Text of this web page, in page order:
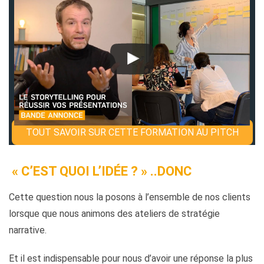
TOUT SAVOIR SUR CETTE FORMATION AU PITCH
« CʼEST QUOI LʼIDÉE ? » ..DONC
Cette question nous la posons à l’ensemble de nos clients
lorsque que nous animons des ateliers de stratégie
narrative.
Et il est indispensable pour nous d’avoir une réponse la plus